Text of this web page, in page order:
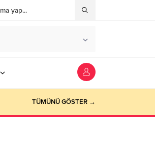
TÜMÜNÜ GÖSTER →